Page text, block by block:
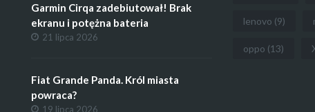
Garmin Cirqa zadebiutował! Brak
ekranu i potężna bateria
21 lipca 2026
Fiat Grande Panda. Król miasta
powraca?
19 lipca 2026
lenovo (9)
oppo (13)